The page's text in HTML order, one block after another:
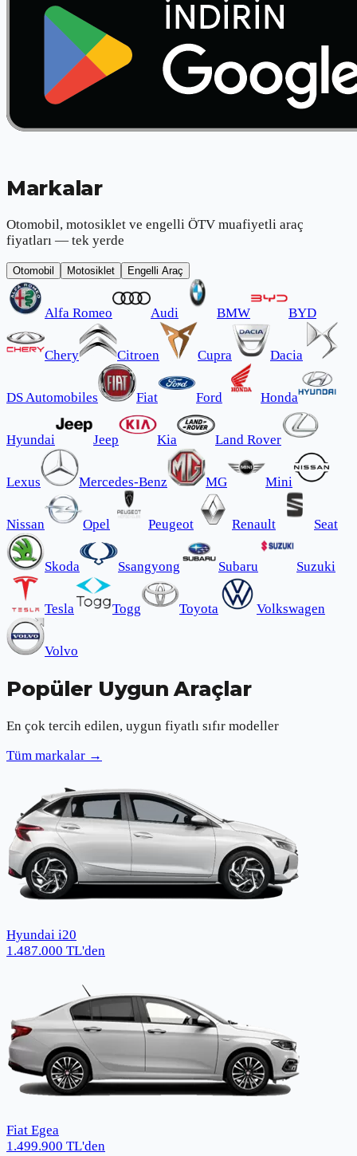
Markalar
Otomobil, motosiklet ve engelli ÖTV muafiyetli araç
fiyatları — tek yerde
Otomobil Motosiklet Engelli Araç
Alfa Romeo Audi BMW BYD
Chery Citroen Cupra Dacia
DS Automobiles Fiat Ford Honda
Hyundai Jeep Kia Land Rover
Lexus Mercedes-Benz MG Mini
Nissan Opel Peugeot Renault Seat
Skoda Ssangyong Subaru Suzuki
Tesla Togg Toyota Volkswagen
Volvo
Popüler Uygun Araçlar
En çok tercih edilen, uygun fiyatlı sıfır modeller
Tüm markalar →
Hyundai i20
1.487.000 TL'den
Fiat Egea
1.499.900 TL'den